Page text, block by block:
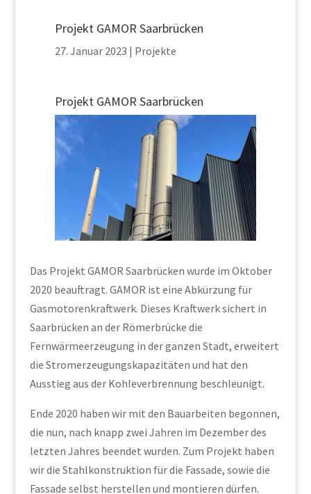
Projekt GAMOR Saarbrücken
27. Januar 2023 | Projekte
Projekt GAMOR Saarbrücken
Das Projekt GAMOR Saarbrücken wurde im Oktober
2020 beauftragt. GAMOR ist eine Abkürzung für
Gasmotorenkraftwerk. Dieses Kraftwerk sichert in
Saarbrücken an der Römerbrücke die
Fernwärmeerzeugung in der ganzen Stadt, erweitert
die Stromerzeugungskapazitäten und hat den
Ausstieg aus der Kohleverbrennung beschleunigt.
Ende 2020 haben wir mit den Bauarbeiten begonnen,
die nun, nach knapp zwei Jahren im Dezember des
letzten Jahres beendet wurden. Zum Projekt haben
wir die Stahlkonstruktion für die Fassade, sowie die
Fassade selbst herstellen und montieren dürfen.